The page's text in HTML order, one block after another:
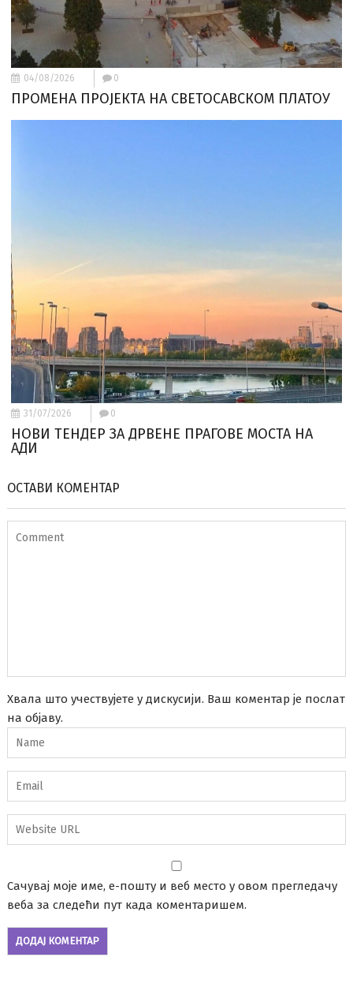
04/08/2026 0
ПРОМЕНА ПРОЈЕКТА НА СВЕТОСАВСКОМ ПЛАТОУ
31/07/2026 0
НОВИ ТЕНДЕР ЗА ДРВЕНЕ ПРАГОВЕ МОСТА НА
АДИ
ОСТАВИ КОМЕНТАР
Хвала што учествујете у дискусији. Ваш коментар је послат
на објаву.
Сачувај моје име, е-пошту и веб место у овом прегледачу
веба за следећи пут када коментаришем.